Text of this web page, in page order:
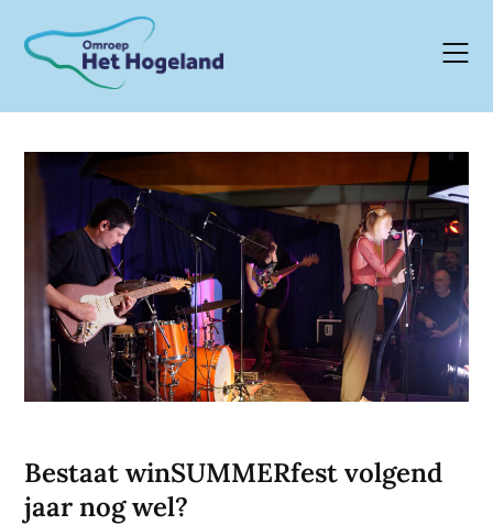
content
Bestaat winSUMMERfest volgend
jaar nog wel?